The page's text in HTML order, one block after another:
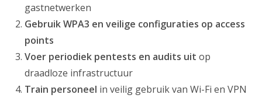
gastnetwerken
Gebruik WPA3 en veilige configuraties op access
points
Voer periodiek pentests en audits uit op
draadloze infrastructuur
Train personeel in veilig gebruik van Wi-Fi en VPN